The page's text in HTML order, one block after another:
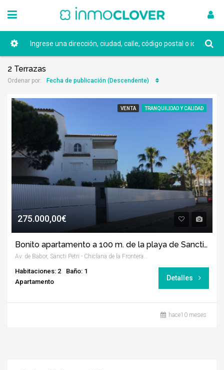
2 Terrazas
Ordenar por: Fecha de publicación (Descendente)
VENTA TRANQUILIDAD Y CALIDAD
275.000,00€
Bonito apartamento a 100 m. de la playa de Sancti Petri
Av. de Babor, Sancti Petri - Chiclana de la Frontera, Cádiz
Habitaciones: 2
Baño: 1
Apartamento
Detalles
hace10 meses